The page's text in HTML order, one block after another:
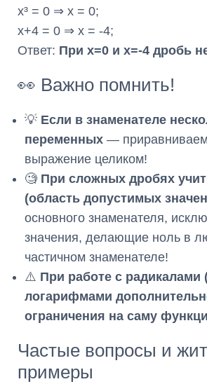
x³ = 0 ⇒ x = 0;
x+4 = 0 ⇒ x = -4;
Ответ: При x=0 и x=-4 дробь
👀 Важно помнить!
💡 Если в знаменателе
переменных —
выражение целиком!
🧐 При сложных дробях
(область допустимых
основного знаменателя,
значения, делающие ноль в
частичном знаменателе!
⚠️ При работе с радикалами
логарифмами
ограничения на саму
Частые вопросы и
примеры